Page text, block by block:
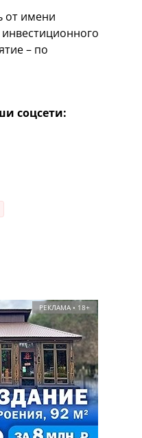
от имени
– по
соцсети:
РЕКЛАМА • 18+